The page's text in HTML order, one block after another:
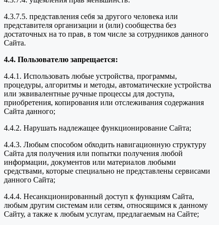
4.3.7.5. представления себя за другого человека или
представителя организации и (или) сообщества без
достаточных на то прав, в том числе за сотрудников данного
Сайта.
4.4. Пользователю запрещается:
4.4.1. Использовать любые устройства, программы,
процедуры, алгоритмы и методы, автоматические устройства
или эквивалентные ручные процессы для доступа,
приобретения, копирования или отслеживания содержания
Сайта данного;
4.4.2. Нарушать надлежащее функционирование Сайта;
4.4.3. Любым способом обходить навигационную структуру
Сайта для получения или попытки получения любой
информации, документов или материалов любыми
средствами, которые специально не представлены сервисами
данного Сайта;
4.4.4. Несанкционированный доступ к функциям Сайта,
любым другим системам или сетям, относящимся к данному
Сайту, а также к любым услугам, предлагаемым на Сайте;